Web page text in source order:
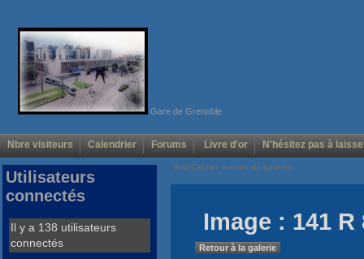
Gare de Grenoble
Nbre visiteurs Calendrier Forums Livre d'or N'hésitez pas à
Voir/Cacher menus de gauche
Image : 141 R
Retour à la galerie
Utilisateurs
connectés
Il y a 138 utilisateurs
connectés